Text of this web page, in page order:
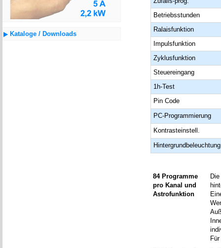
Kataloge / Downloads
Betriebsstunden
Ralaisfunktion
Impulsfunktion
Zyklusfunktion
Steuereingang
1h-Test
Pin Code
PC-Programmierung
Kontrasteinstell.
Hintergrundbeleuchtung
84 Programme
pro Kanal und
Astrofunktion